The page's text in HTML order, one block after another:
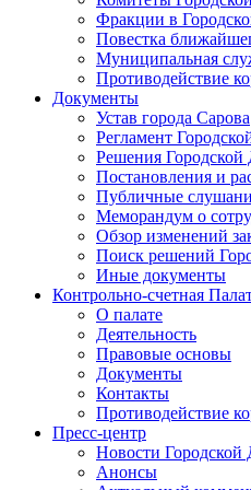
Фракции в
Повестка
Муниципальная
Противодействие
Документы
Устав города Сарова
Регламент
Решения
Постановления и
Публичные
Меморандум о
Обзор изменений
Поиск решений
Иные документы
Контрольно-счетная
О палате
Деятельность
Правовые основы
Документы
Контакты
Противодействие
Пресс-центр
Новости
Анонсы